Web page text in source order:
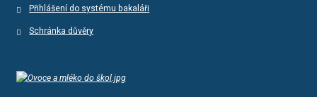
Přihlášení do systému bakaláři
Schránka důvěry